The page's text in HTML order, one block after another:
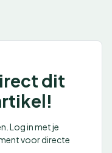
dit
Log in met je
voor directe